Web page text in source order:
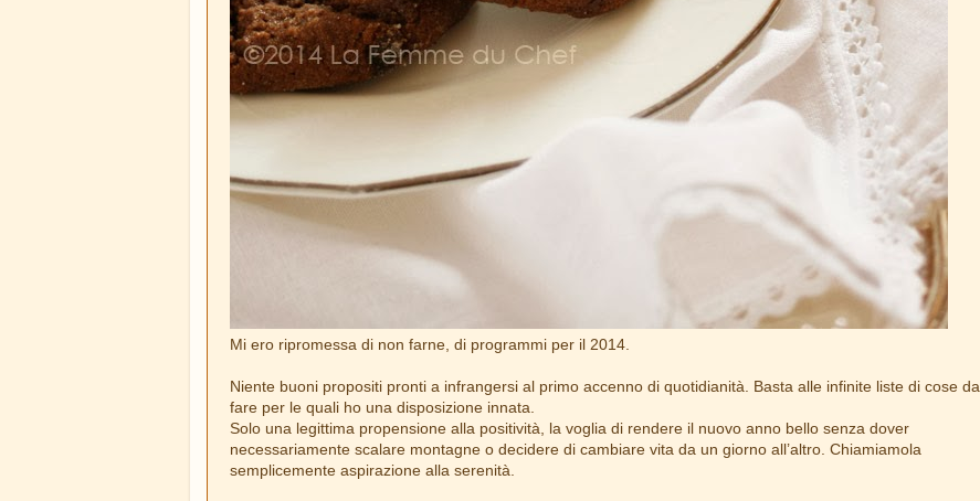
Mi ero ripromessa di non farne, di programmi per il 2014.
Niente buoni propositi pronti a infrangersi al primo accenno di quotidianità. Basta alle infinite liste di cose da
fare per le quali ho una disposizione innata.
Solo una legittima propensione alla positività, la voglia di rendere il nuovo anno bello senza dover
necessariamente scalare montagne o decidere di cambiare vita da un giorno all’altro. Chiamiamola
semplicemente aspirazione alla serenità.